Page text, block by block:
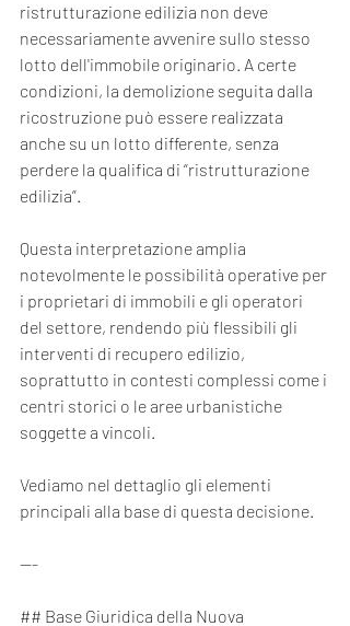
ristrutturazione edilizia non deve
necessariamente avvenire sullo stesso
lotto dell'immobile originario. A certe
condizioni, la demolizione seguita dalla
ricostruzione può essere realizzata
anche su un lotto differente, senza
perdere la qualifica di “ristrutturazione
edilizia”.
Questa interpretazione amplia
notevolmente le possibilità operative per
i proprietari di immobili e gli operatori
del settore, rendendo più flessibili gli
interventi di recupero edilizio,
soprattutto in contesti complessi come i
centri storici o le aree urbanistiche
soggette a vincoli.
Vediamo nel dettaglio gli elementi
principali alla base di questa decisione.
---
## Base Giuridica della Nuova